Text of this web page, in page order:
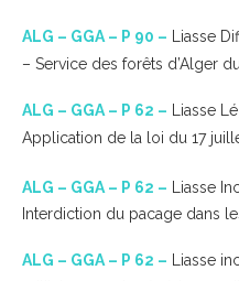
ALG – GGA – P 90 – Liasse
– Service des forêts d’Alger
ALG – GGA – P 62 – Liasse
Application de la loi du 17
ALG – GGA – P 62 – Liasse
Interdiction du pacage dans
ALG – GGA – P 62 – Liasse